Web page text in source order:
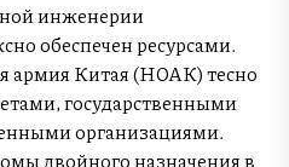
инженерии
обеспечен ресурсами.
армия Китая (НОАК) тесно
государственными
организациями.
двойного назначения в